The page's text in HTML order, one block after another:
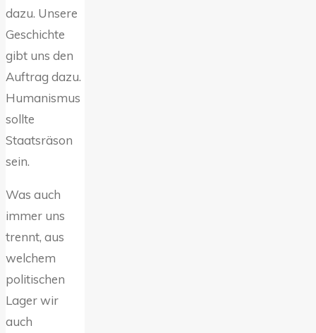
dazu. Unsere
Geschichte
gibt uns den
Auftrag dazu.
Humanismus
sollte
Staatsräson
sein.
Was auch
immer uns
trennt, aus
welchem
politischen
Lager wir
auch